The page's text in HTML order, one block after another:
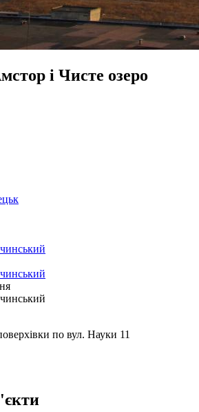
і Чисте озеро
по вул. Науки 11